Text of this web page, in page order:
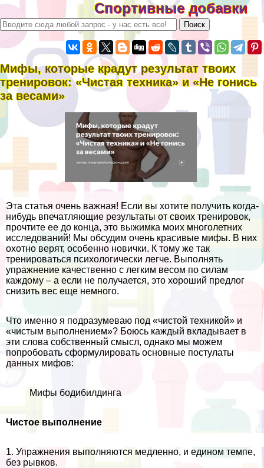
Спортивные добавки
Мифы, которые крадут результат твоих
тренировок: «Чистая техника» и «Не гонись
за весами»
Эта статья очень важная! Если вы хотите получить когда-
нибудь впечатляющие результаты от своих тренировок,
прочтите ее до конца, это выжимка моих многолетних
исследований! Мы обсудим очень красивые мифы. В них
охотно верят, особенно новички. К тому же так
тренироваться психологически легче. Выполнять
упражнение качественно с легким весом по силам
каждому – а если не получается, это хороший предлог
снизить вес еще немного.
Что именно я подразумеваю под «чистой техникой» и
«чистым выполнением»? Боюсь каждый вкладывает в
эти слова собственный смысл, однако мы можем
попробовать сформулировать основные постулаты
данных мифов:
Мифы бодибилдинга
Чистое выполнение
1. Упражнения выполняются медленно, и едином темпе,
без рывков.